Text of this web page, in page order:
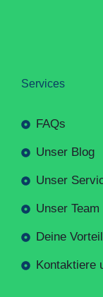
Services
FAQs
Unser Blog
Unser
Unser Team
Deine
Kontaktiere